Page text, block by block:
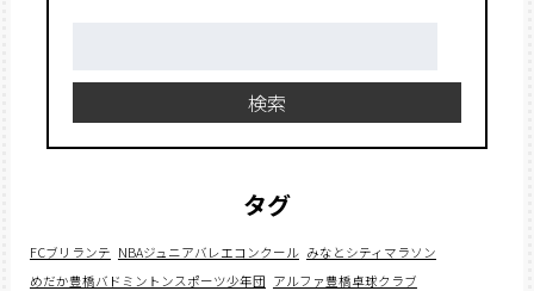
検索
タグ
FCブリランテ NBAジュニアバレエコンクール みなとシティマラソン
めだか豊橋バドミントンスポーツ少年団 アルファ豊橋卓球クラブ